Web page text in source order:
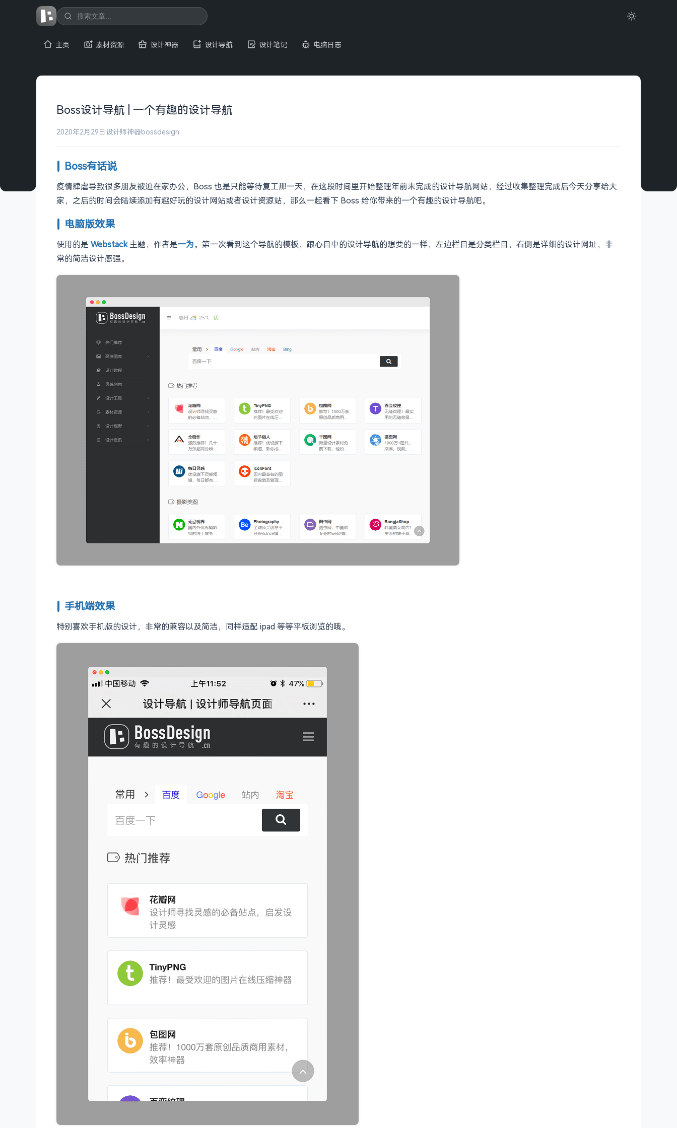
主页 素材资源 设计神器 设计导航 设计笔记 电脑日志
Boss设计导航 | 一个有趣的设计导航
2020年2月29日 设计师神器bossdesign
Boss有话说
疫情肆虐导致很多朋友被迫在家办公，Boss 也是只能等待复工那一天，在这段时间里开始整理年前未完成的设计导航网站，经过收集整理完成后今天分享给大
家，之后的时间会陆续添加有趣好玩的设计网站或者设计资源站，那么一起看下 Boss 给你带来的一个有趣的设计导航吧。
电脑版效果
使用的是 Webstack主题，作者是一为， 第一次看到这个导航的模板，跟心目中的设计导航的想要的一样，左边栏目是分类栏目，右侧是详细的设计网址，非
常的简洁设计感强。
手机端效果
特别喜欢手机版的设计，非常的兼容以及简洁，同样适配 ipad 等等平板浏览的哦。